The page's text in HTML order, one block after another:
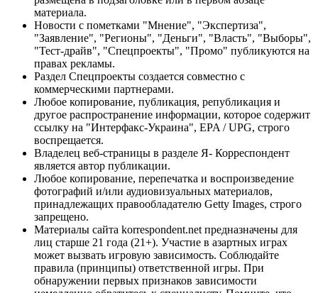
материала.
Новости с пометками "Мнение", "Экспертиза",
"Заявление", "Регионы", "Деньги", "Власть", "Выборы",
"Тест-драйв", "Спецпроекты", "Промо" публикуются на
правах рекламы.
Раздел Спецпроекты создается совместно с
коммерческими партнерами.
Любое копирование, публикация, републикация и
другое распространение информации, которое содержит
ссылку на "Интерфакс-Украина", EPA / UPG, строго
воспрещается.
Владелец веб-страницы в разделе Я- Корреспондент
является автор публикации.
Любое копирование, перепечатка и воспроизведение
фотографий и/или аудиовизуальных материалов,
принадлежащих правообладателю Getty Images, строго
запрещено.
Материалы сайта korrespondent.net предназначены для
лиц старше 21 года (21+). Участие в азартных играх
может вызвать игровую зависимость. Соблюдайте
правила (принципы) ответственной игры. При
обнаружении первых признаков зависимости